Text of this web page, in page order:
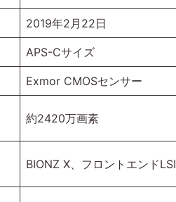
2019年2月22日
APS-Cサイズ
Exmor CMOSセンサー
約2420万画素
BIONZ X、フロントエンドLSI